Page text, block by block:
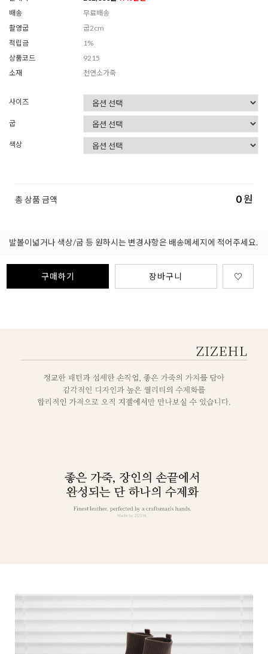
배송
무료배송
촬영굽
굽2cm
적립금
1%
상품코드
9215
소재
천연소가죽
사이즈
굽
색상
총 상품 금액 0원
발볼이넓거나 색상/굽 등 원하시는 변경사항은 배송메세지에 적어주세요.
구매하기 장바구니 ♡